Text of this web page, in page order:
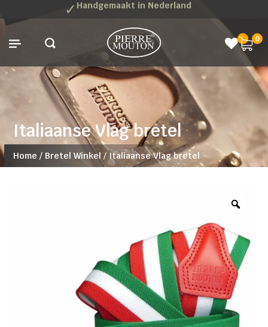
✓ Handgemaakt in Nederland
0
Italiaanse Vlag bretel
Home / Bretel Winkel / Italiaanse Vlag bretel